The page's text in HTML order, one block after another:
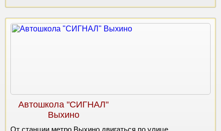
Автошкола "СИГНАЛ"
Выхино
От станции метро Выхино двигаться по улице